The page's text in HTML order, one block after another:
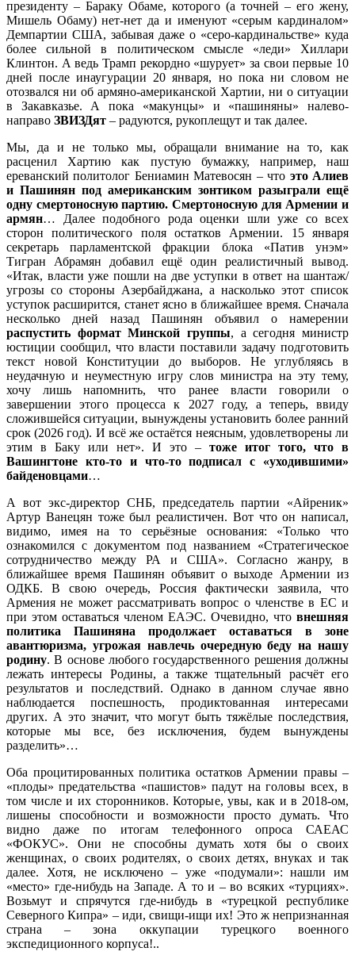
президенту – Бараку Обаме, которого (а точней – его жену,
Мишель Обаму) нет-нет да и именуют «серым кардиналом»
Демпартии США, забывая даже о «серо-кардинальстве» куда
более сильной в политическом смысле «леди» Хиллари
Клинтон. А ведь Трамп рекордно «шурует» за свои первые 10
дней после инаугурации 20 января, но пока ни словом не
отозвался ни об армяно-американской Хартии, ни о ситуации
в Закавказье. А пока «макунцы» и «пашиняны» налево-
направо ЗВИЗДят – радуются, рукоплещут и так далее.
Мы, да и не только мы, обращали внимание на то, как
расценил Хартию как пустую бумажку, например, наш
ереванский политолог Бениамин Матевосян – что это Алиев
и Пашинян под американским зонтиком разыграли ещё
одну смертоносную партию. Смертоносную для Армении и
армян… Далее подобного рода оценки шли уже со всех
сторон политического поля остатков Армении. 15 января
секретарь парламентской фракции блока «Патив унэм»
Тигран Абрамян добавил ещё один реалистичный вывод.
«Итак, власти уже пошли на две уступки в ответ на шантаж/
угрозы со стороны Азербайджана, а насколько этот список
уступок расширится, станет ясно в ближайшее время. Сначала
несколько дней назад Пашинян объявил о намерении
распустить формат Минской группы, а сегодня министр
юстиции сообщил, что власти поставили задачу подготовить
текст новой Конституции до выборов. Не углубляясь в
неудачную и неуместную игру слов министра на эту тему,
хочу лишь напомнить, что ранее власти говорили о
завершении этого процесса к 2027 году, а теперь, ввиду
сложившейся ситуации, вынуждены установить более ранний
срок (2026 год). И всё же остаётся неясным, удовлетворены ли
этим в Баку или нет». И это – тоже итог того, что в
Вашингтоне кто-то и что-то подписал с «уходившими»
байденовцами…
А вот экс-директор СНБ, председатель партии «Айреник»
Артур Ванецян тоже был реалистичен. Вот что он написал,
видимо, имея на то серьёзные основания: «Только что
ознакомился с документом под названием «Стратегическое
сотрудничество между РА и США». Согласно жанру, в
ближайшее время Пашинян объявит о выходе Армении из
ОДКБ. В свою очередь, Россия фактически заявила, что
Армения не может рассматривать вопрос о членстве в ЕС и
при этом оставаться членом ЕАЭС. Очевидно, что внешняя
политика Пашиняна продолжает оставаться в зоне
авантюризма, угрожая навлечь очередную беду на нашу
родину. В основе любого государственного решения должны
лежать интересы Родины, а также тщательный расчёт его
результатов и последствий. Однако в данном случае явно
наблюдается поспешность, продиктованная интересами
других. А это значит, что могут быть тяжёлые последствия,
которые мы все, без исключения, будем вынуждены
разделить»…
Оба процитированных политика остатков Армении правы –
«плоды» предательства «пашистов» падут на головы всех, в
том числе и их сторонников. Которые, увы, как и в 2018-ом,
лишены способности и возможности просто думать. Что
видно даже по итогам телефонного опроса САЕАС
«ФОКУС». Они не способны думать хотя бы о своих
женщинах, о своих родителях, о своих детях, внуках и так
далее. Хотя, не исключено – уже «подумали»: нашли им
«место» где-нибудь на Западе. А то и – во всяких «турциях».
Возьмут и спрячутся где-нибудь в «турецкой республике
Северного Кипра» – иди, свищи-ищи их! Это ж непризнанная
страна – зона оккупации турецкого военного
экспедиционного корпуса!..